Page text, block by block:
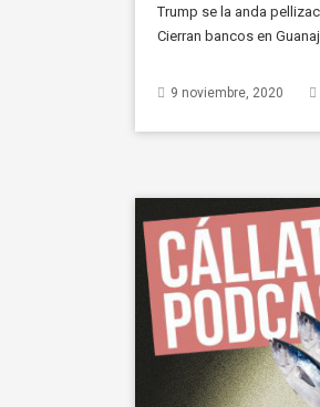
Trump se la anda
Cierran bancos en
9 noviembre, 2020